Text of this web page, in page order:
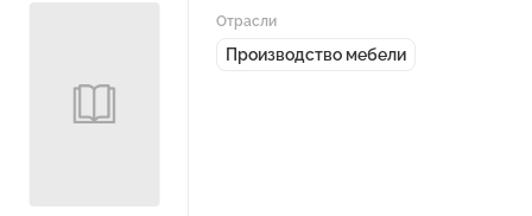
Отрасли
Производство мебели